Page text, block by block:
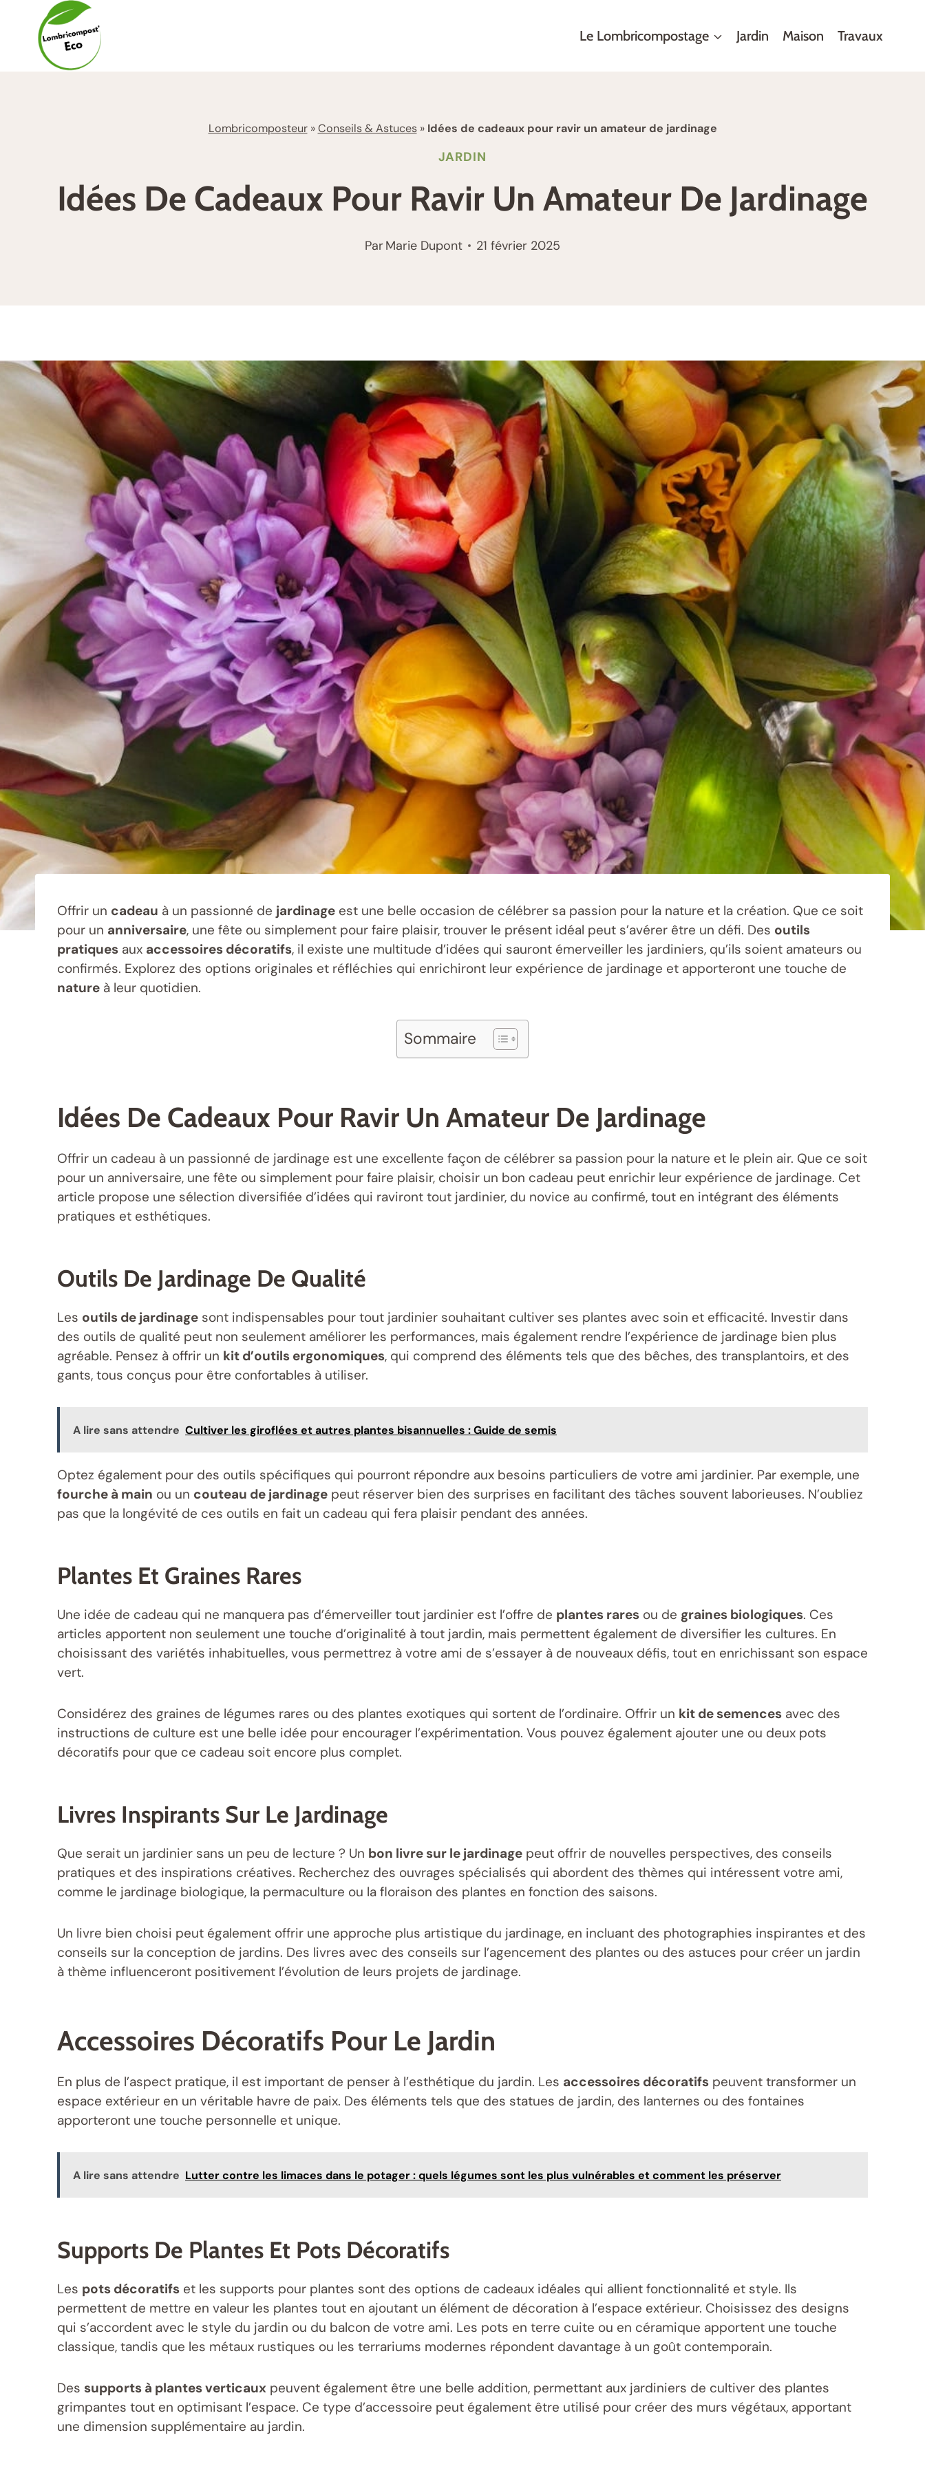
contenu
Le Lombricompostage Jardin Maison Travaux
Lombricomposteur»Conseils & Astuces» Idées de cadeaux pour ravir un amateur de jardinage
JARDIN
Idées De Cadeaux Pour Ravir Un Amateur De Jardinage
ParMarie Dupont 21 février 2025
Offrir un cadeau à un passionné de jardinage est une belle occasion de célébrer sa passion pour la nature et la création. Que ce soit
pour un anniversaire, une fête ou simplement pour faire plaisir, trouver le présent idéal peut s’avérer être un défi. Des outils
pratiques aux accessoires décoratifs, il existe une multitude d’idées qui sauront émerveiller les jardiniers, qu’ils soient amateurs ou
confirmés. Explorez des options originales et réfléchies qui enrichiront leur expérience de jardinage et apporteront une touche de
nature à leur quotidien.
Sommaire
Idées De Cadeaux Pour Ravir Un Amateur De Jardinage
Offrir un cadeau à un passionné de jardinage est une excellente façon de célébrer sa passion pour la nature et le plein air. Que ce soit
pour un anniversaire, une fête ou simplement pour faire plaisir, choisir un bon cadeau peut enrichir leur expérience de jardinage. Cet
article propose une sélection diversifiée d’idées qui raviront tout jardinier, du novice au confirmé, tout en intégrant des éléments
pratiques et esthétiques.
Outils De Jardinage De Qualité
Les outils de jardinage sont indispensables pour tout jardinier souhaitant cultiver ses plantes avec soin et efficacité. Investir dans
des outils de qualité peut non seulement améliorer les performances, mais également rendre l’expérience de jardinage bien plus
agréable. Pensez à offrir un kit d’outils ergonomiques, qui comprend des éléments tels que des bêches, des transplantoirs, et des
gants, tous conçus pour être confortables à utiliser.
A lire sans attendre Cultiver les giroflées et autres plantes bisannuelles : Guide de semis
Optez également pour des outils spécifiques qui pourront répondre aux besoins particuliers de votre ami jardinier. Par exemple, une
fourche à main ou un couteau de jardinage peut réserver bien des surprises en facilitant des tâches souvent laborieuses. N’oubliez
pas que la longévité de ces outils en fait un cadeau qui fera plaisir pendant des années.
Plantes Et Graines Rares
Une idée de cadeau qui ne manquera pas d’émerveiller tout jardinier est l’offre de plantes rares ou de graines biologiques. Ces
articles apportent non seulement une touche d’originalité à tout jardin, mais permettent également de diversifier les cultures. En
choisissant des variétés inhabituelles, vous permettrez à votre ami de s’essayer à de nouveaux défis, tout en enrichissant son espace
vert.
Considérez des graines de légumes rares ou des plantes exotiques qui sortent de l’ordinaire. Offrir un kit de semences avec des
instructions de culture est une belle idée pour encourager l’expérimentation. Vous pouvez également ajouter une ou deux pots
décoratifs pour que ce cadeau soit encore plus complet.
Livres Inspirants Sur Le Jardinage
Que serait un jardinier sans un peu de lecture ? Un bon livre sur le jardinage peut offrir de nouvelles perspectives, des conseils
pratiques et des inspirations créatives. Recherchez des ouvrages spécialisés qui abordent des thèmes qui intéressent votre ami,
comme le jardinage biologique, la permaculture ou la floraison des plantes en fonction des saisons.
Un livre bien choisi peut également offrir une approche plus artistique du jardinage, en incluant des photographies inspirantes et des
conseils sur la conception de jardins. Des livres avec des conseils sur l’agencement des plantes ou des astuces pour créer un jardin
à thème influenceront positivement l’évolution de leurs projets de jardinage.
Accessoires Décoratifs Pour Le Jardin
En plus de l’aspect pratique, il est important de penser à l’esthétique du jardin. Les accessoires décoratifs peuvent transformer un
espace extérieur en un véritable havre de paix. Des éléments tels que des statues de jardin, des lanternes ou des fontaines
apporteront une touche personnelle et unique.
A lire sans attendre Lutter contre les limaces dans le potager : quels légumes sont les plus vulnérables et comment les préserver
Supports De Plantes Et Pots Décoratifs
Les pots décoratifs et les supports pour plantes sont des options de cadeaux idéales qui allient fonctionnalité et style. Ils
permettent de mettre en valeur les plantes tout en ajoutant un élément de décoration à l’espace extérieur. Choisissez des designs
qui s’accordent avec le style du jardin ou du balcon de votre ami. Les pots en terre cuite ou en céramique apportent une touche
classique, tandis que les métaux rustiques ou les terrariums modernes répondent davantage à un goût contemporain.
Des supports à plantes verticaux peuvent également être une belle addition, permettant aux jardiniers de cultiver des plantes
grimpantes tout en optimisant l’espace. Ce type d’accessoire peut également être utilisé pour créer des murs végétaux, apportant
une dimension supplémentaire au jardin.